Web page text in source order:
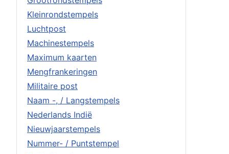
Kleinrondstempels
Luchtpost
Machinestempels
Maximum kaarten
Mengfrankeringen
Militaire post
Naam -, / Langstempels
Nederlands Indië
Nieuwjaarstempels
Nummer- / Puntstempel